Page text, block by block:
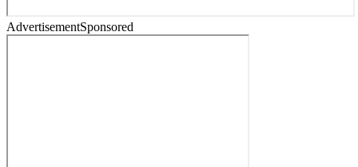
AdvertisementSponsored